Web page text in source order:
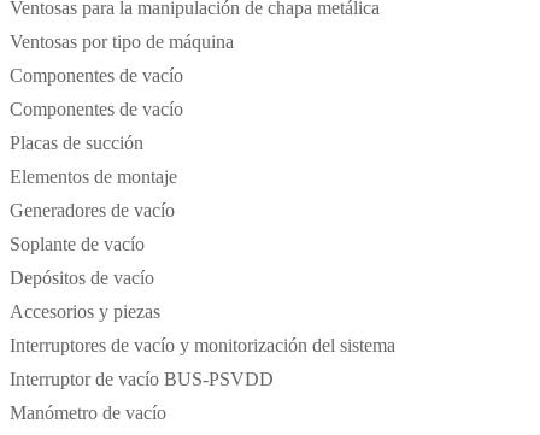
Ventosas para la manipulación de chapa metálica
Ventosas por tipo de máquina
Componentes de vacío
Componentes de vacío
Placas de succión
Elementos de montaje
Generadores de vacío
Soplante de vacío
Depósitos de vacío
Accesorios y piezas
Interruptores de vacío y monitorización del sistema
Interruptor de vacío BUS-PSVDD
Manómetro de vacío